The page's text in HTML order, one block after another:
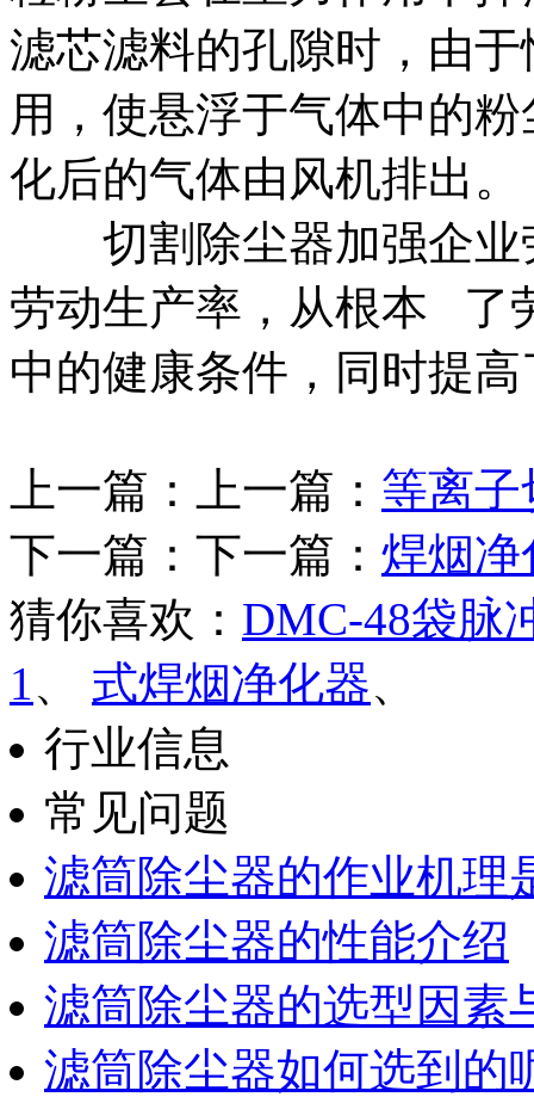
滤芯滤料的孔隙时，由
用，使悬浮于气体中的
化后的气体由风机排出。
切割除尘器加强企业
劳动生产率，从根本 了
中的健康条件，同时提
上一篇：上一篇： 等离
下一篇：下一篇： 焊烟净
猜你喜欢： DMC-48袋脉
1 、 式焊烟净化器、
行业信息
常见问题
滤筒除尘器的作业机理
滤筒除尘器的性能介绍
滤筒除尘器的选型因素
滤筒除尘器如何选到的